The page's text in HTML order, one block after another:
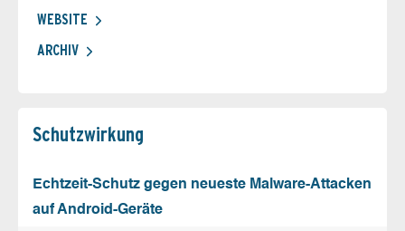
WEBSITE
ARCHIV
Schutz­wirkung
Echtzeit-Schutz gegen neueste Malware-Attacken
auf Android-Geräte